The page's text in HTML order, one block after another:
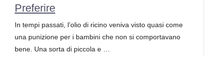
Preferire
In tempi passati, l’olio di ricino veniva visto quasi come
una punizione per i bambini che non si comportavano
bene. Una sorta di piccola e …